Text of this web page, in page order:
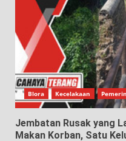
Blora Kecelakaan
Jembatan Rusak yang
Makan Korban, Satu